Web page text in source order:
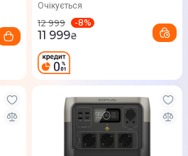
Очікується
12 999 -8%
11 999₴